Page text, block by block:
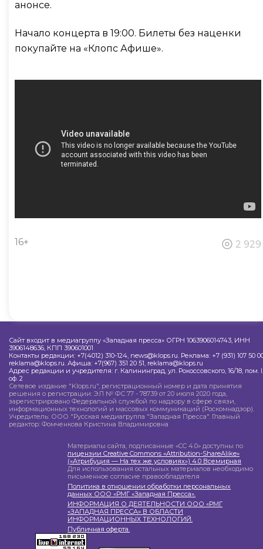
анонсе.
Начало концерта в 19:00. Билеты без наценки
покупайте на «Клопс Афише».
16+ 2 929
Сайт входит в медиагруппу «Западная пресса» ОГРН 1063906014743, ИНН
3906148636, КПП 390601001
Контакты редакции: +7(4012) 310-124, news@klops.ru. Реклама: +7 (931) 107 50
reklama@klops.ru. Афиша: +7(967) 351 20 51, reklama@klops.ru
Адрес редакции и учредителя: г. Калининград, ул. Рокоссовского, 16/18, пом. I,
оф. 2
Сетевое издание "Klops.ru", регистрационный номер и дата принятия
решения о регистрации: ЭЛ № ФС 77 - 78739 от 20 июля 2020 года,
зарегистрировано Федеральной службой по надзору в сфере связи,
информационных технологий и массовых коммуникаций (Роскомнадзор).
Учредитель: ООО "Русская медиагруппа "Западная Пресса". Главный
редактор: Фомченкова Кристина Владимировна
Материалы сайта, подписанные «CC 4.0» доступны по
лицензии Creative Commons «Attribution-ShareAlike»
(«Атрибуция — На тех же условиях») 4.0 Всемирная
Для использования остальных материалов необходимо
письменное согласие правообладателя
Политика в отношении обработки персональных
данных ООО «РМГ «Западная Пресса».
ИНФОРМАЦИЯ О ДЕЯТЕЛЬНОСТИ ООО «РМГ
«ЗАПАДНАЯ ПРЕССА» В ОБЛАСТИ
ИНФОРМАЦИОННЫХ ТЕХНОЛОГИЙ.
Публичная оферта.